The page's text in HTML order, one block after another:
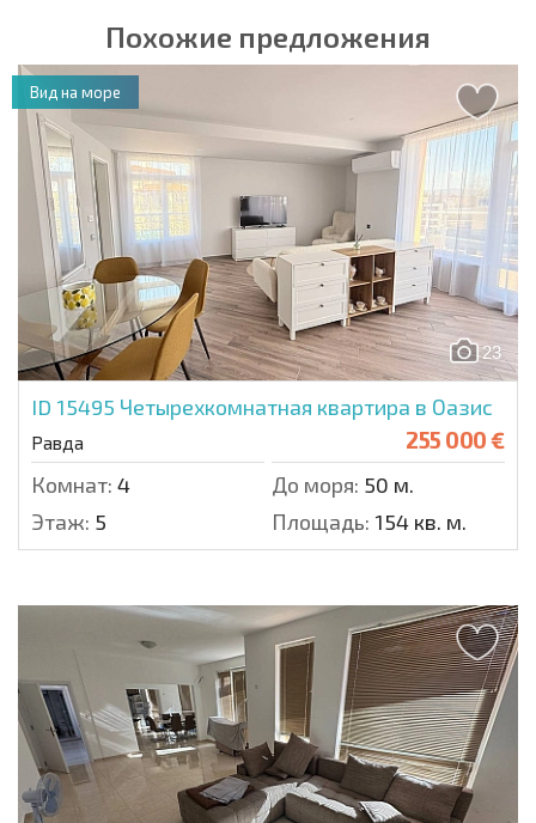
Похожие предложения
23
ID 15495 Четырехкомнатная квартира в Оазис
Равда 255 000 €
Комнат: 4 До моря: 50 м.
Этаж: 5 Площадь: 154 кв. м.
Вид на море